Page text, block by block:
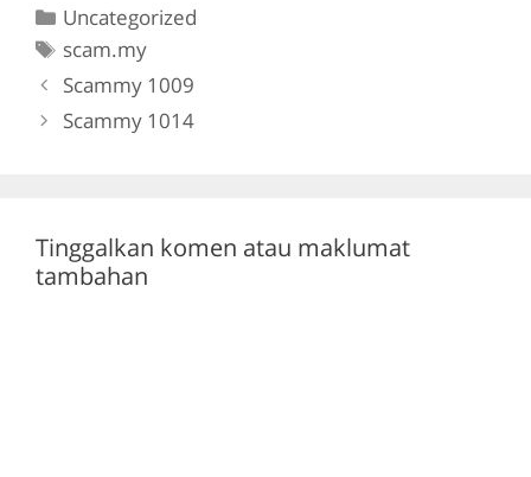
e
b
o
o
er gr
a
m
Categories
Uncategorized
Tags
scam.my
Scammy 1009
Scammy 1014
Tinggalkan komen atau maklumat
tambahan